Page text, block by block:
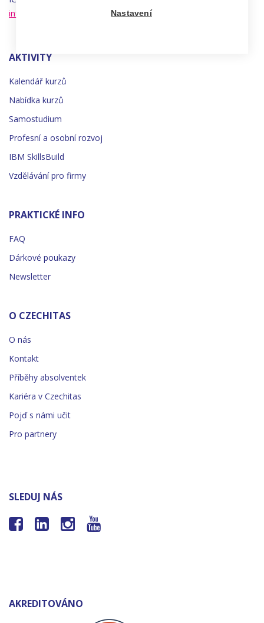
info@czechitas.cz
AKTIVITY
Kalendář kurzů
Nabídka kurzů
Samostudium
Profesní a osobní rozvoj
IBM SkillsBuild
Vzdělávání pro firmy
PRAKTICKÉ INFO
FAQ
Dárkové poukazy
Newsletter
O CZECHITAS
O nás
Kontakt
Příběhy absolventek
Kariéra v Czechitas
Pojď s námi učit
Pro partnery
SLEDUJ NÁS
   
AKREDITOVÁNO
Nastavení